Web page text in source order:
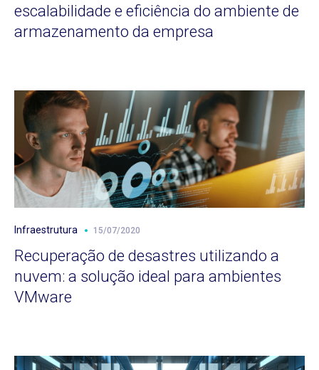
escalabilidade e eficiência do ambiente de
armazenamento da empresa
Infraestrutura 15/07/2020
Recuperação de desastres utilizando a
nuvem: a solução ideal para ambientes
VMware